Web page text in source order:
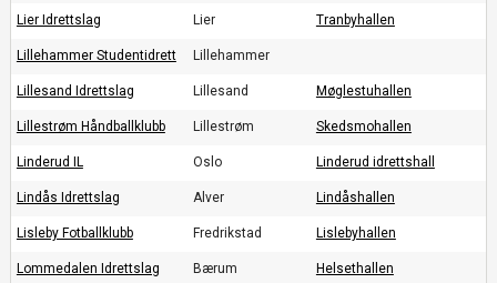
Lier Idrettslag Lier Tranbyhallen
Lillehammer Studentidrett Lillehammer
Lillesand Idrettslag Lillesand Møglestuhallen
Lillestrøm Håndballklubb Lillestrøm Skedsmohallen
Linderud IL Oslo Linderud idrettshall
Lindås Idrettslag Alver Lindåshallen
Lisleby Fotballklubb Fredrikstad Lislebyhallen
Lommedalen Idrettslag Bærum Helsethallen